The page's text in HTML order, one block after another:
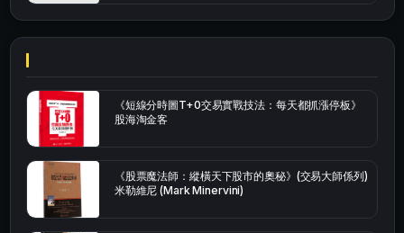
《短線分時圖T+0交易實戰技法：每天都抓漲停板》
股海淘金客
《股票魔法師：縱橫天下股市的奧秘》(交易大師係列)
米勒維尼 (Mark Minervini)